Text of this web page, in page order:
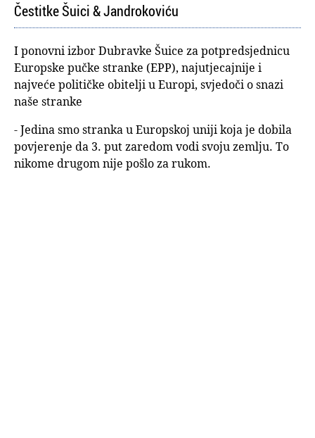
Čestitke Šuici & Jandrokoviću
I ponovni izbor Dubravke Šuice za potpredsjednicu
Europske pučke stranke (EPP), najutjecajnije i
najveće političke obitelji u Europi, svjedoči o snazi
naše stranke
- Jedina smo stranka u Europskoj uniji koja je dobila
povjerenje da 3. put zaredom vodi svoju zemlju. To
nikome drugom nije pošlo za rukom.